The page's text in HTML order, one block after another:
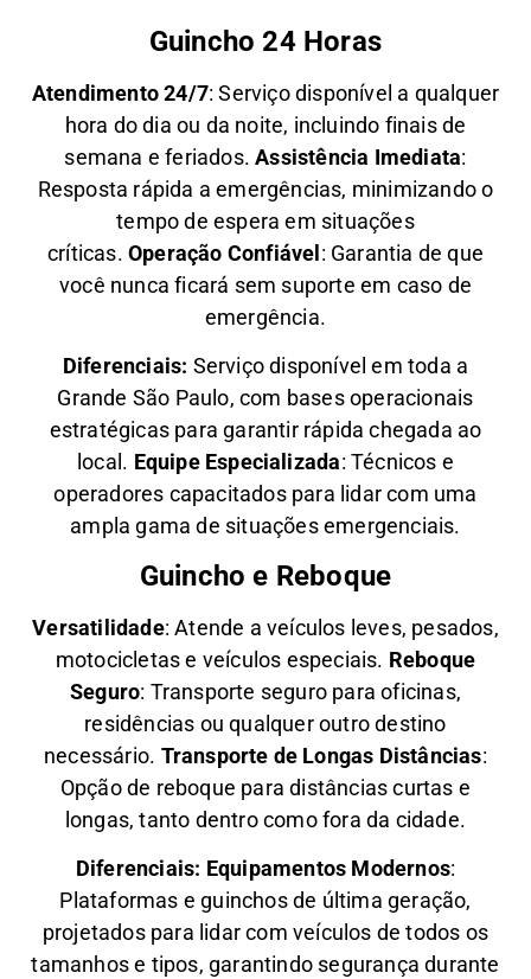
Guincho 24 Horas
Atendimento 24/7: Serviço disponível a qualquer
hora do dia ou da noite, incluindo finais de
semana e feriados.Assistência Imediata:
Resposta rápida a emergências, minimizando o
tempo de espera em situações
críticas. Operação Confiável: Garantia de que
você nunca ficará sem suporte em caso de
emergência.
Diferenciais: Serviço disponível em toda a
Grande São Paulo, com bases operacionais
estratégicas para garantir rápida chegada ao
local. Equipe Especializada: Técnicos e
operadores capacitados para lidar com uma
ampla gama de situações emergenciais.
Guincho e Reboque
Versatilidade:Atende a veículos leves, pesados,
motocicletas e veículos especiais. Reboque
Seguro: Transporte seguro para oficinas,
residências ou qualquer outro destino
necessário. Transporte de Longas Distâncias:
Opção de reboque para distâncias curtas e
longas, tanto dentro como fora da cidade.
Diferenciais: Equipamentos Modernos:
Plataformas e guinchos de última geração,
projetados para lidar com veículos de todos os
tamanhos e tipos, garantindo segurança durante